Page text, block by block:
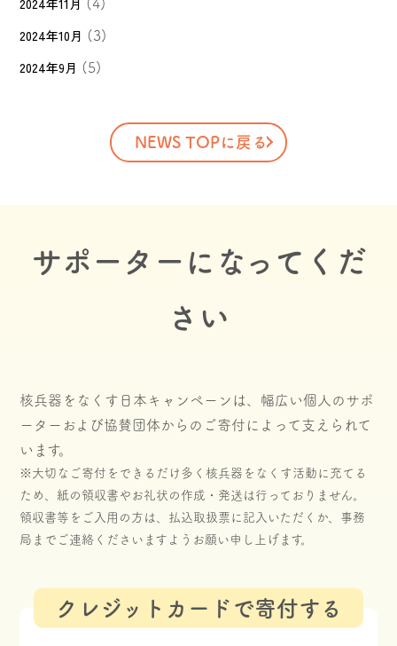
(4)
2024年10月 (3)
2024年9月 (5)
NEWS TOPに戻る
サポーターになってくだ
さい
核兵器をなくす日本キャンペーンは、幅広い個人のサポ
ーターおよび協賛団体からのご寄付によって支えられて
います。
※大切なご寄付をできるだけ多く核兵器をなくす活動に充てる
ため、紙の領収書やお礼状の作成・発送は行っておりません。
領収書等をご入用の方は、払込取扱票に記入いただくか、事務
局までご連絡くださいますようお願い申し上げます。
クレジットカードで寄付する